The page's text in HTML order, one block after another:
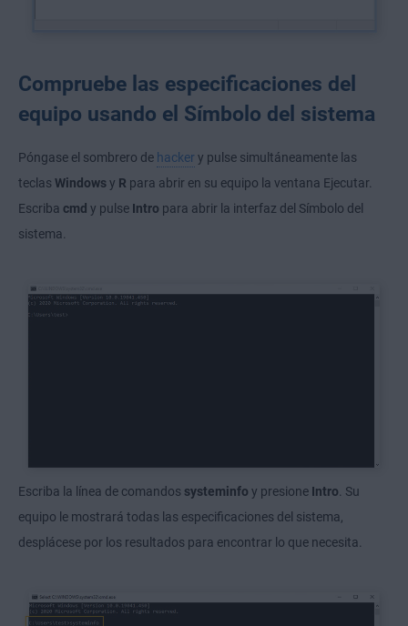
Compruebe las especificaciones del
equipo usando el Símbolo del sistema
Póngase el sombrero de hacker y pulse simultáneamente las
teclas Windowsy R para abrir en su equipo la ventana Ejecutar.
Escriba cmd y pulse Intro para abrir la interfaz del Símbolo del
sistema.
Escriba la línea de comandos systeminfo y presione Intro . Su
equipo le mostrará todas las especificaciones del sistema,
desplácese por los resultados para encontrar lo que necesita.